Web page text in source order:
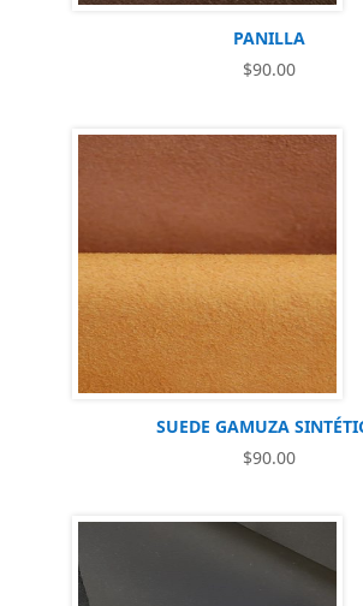
PANILLA
$90.00
SUEDE GAMUZA
$90.00